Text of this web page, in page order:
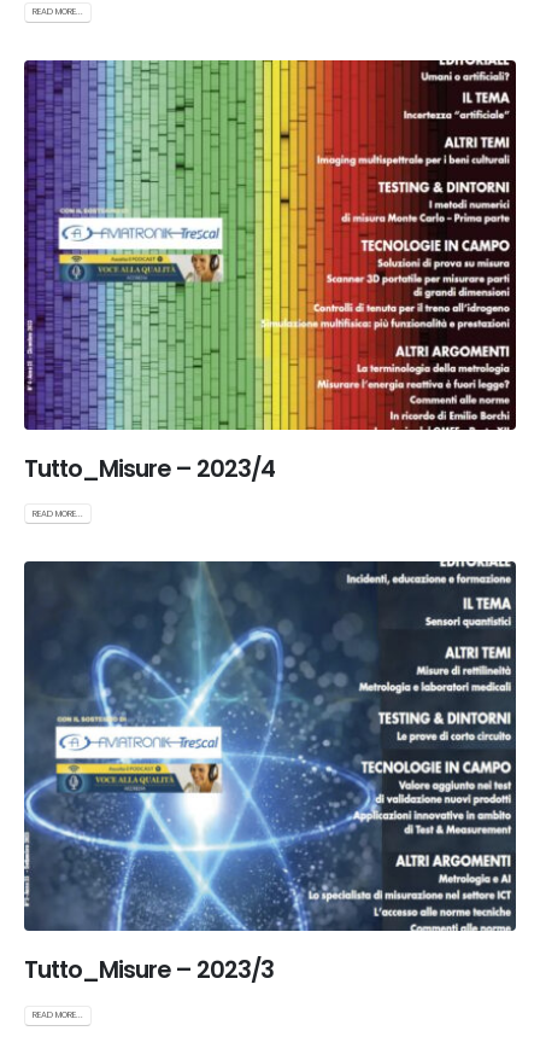
READ MORE...
Tutto_Misure – 2023/4
READ MORE...
Tutto_Misure – 2023/3
READ MORE...